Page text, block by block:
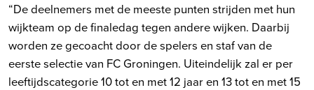
“De deelnemers met de meeste punten strijden met hun
wijkteam op de finaledag tegen andere wijken. Daarbij
worden ze gecoacht door de spelers en staf van de
eerste selectie van FC Groningen. Uiteindelijk zal er per
leeftijdscategorie 10 tot en met 12 jaar en 13 tot en met 15